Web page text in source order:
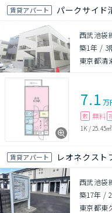
賃貸アパート パークサイド
西武池袋
築1年 / 3
東京都清
7.1 万
敷 無料
1K / 25.45㎡
賃貸アパート レオネクス
西武池袋
築17年 /
東京都東